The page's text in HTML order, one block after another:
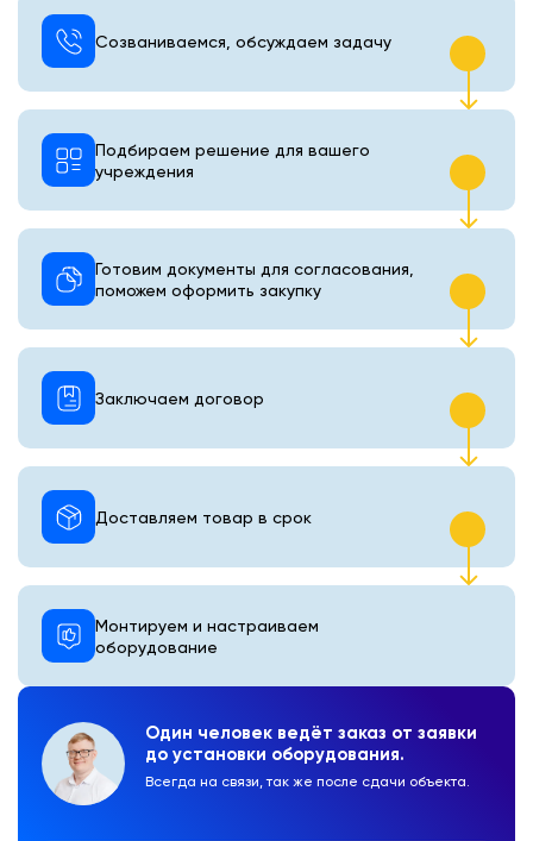
Один человек ведёт заказ от заявки
до установки оборудования.
Всегда на связи, так же после сдачи объекта.
Созваниваемся, обсуждаем задачу
Подбираем решение для вашего
учреждения
Готовим документы для согласования,
поможем оформить закупку
Монтируем и настраиваем
оборудование
Доставляем товар в срок
Заключаем договор